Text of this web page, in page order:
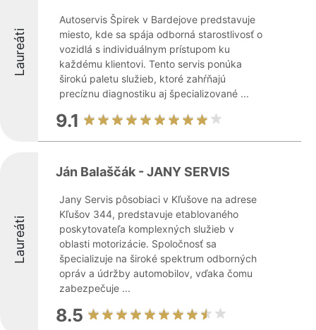
Laureáti
Autoservis Špirek v Bardejove predstavuje
miesto, kde sa spája odborná starostlivosť o
vozidlá s individuálnym prístupom ku
každému klientovi. Tento servis ponúka
širokú paletu služieb, ktoré zahŕňajú
precíznu diagnostiku aj špecializované ...
9.1
Laureáti
Ján Balaščák - JANY SERVIS
Jany Servis pôsobiaci v Kľušove na adrese
Kľušov 344, predstavuje etablovaného
poskytovateľa komplexných služieb v
oblasti motorizácie. Spoločnosť sa
špecializuje na široké spektrum odborných
opráv a údržby automobilov, vďaka čomu
zabezpečuje ...
8.5